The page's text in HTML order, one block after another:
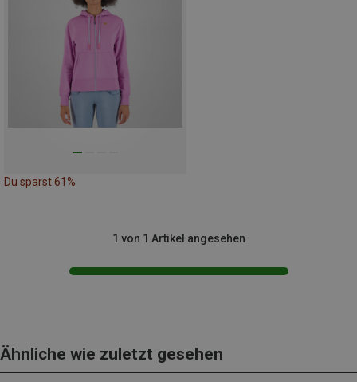
Du sparst 61%
1 von 1 Artikel angesehen
Ähnliche wie zuletzt gesehen